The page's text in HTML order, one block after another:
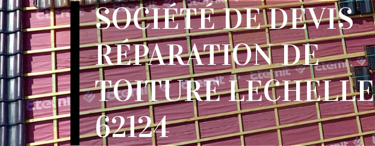
SOCIÉTÉ DE DEVIS
RÉPARATION DE
TOITURE LECHELLE
62124